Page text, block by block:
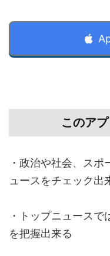
このア
・政治や社会、ス
ュースをチェック出
・トップニュース
を把握出来る